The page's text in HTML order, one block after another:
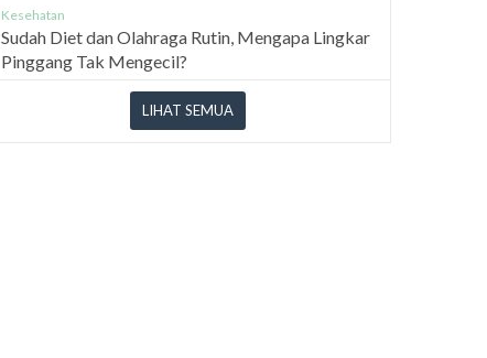
Kesehatan
Sudah Diet dan Olahraga Rutin, Mengapa Lingkar
Pinggang Tak Mengecil?
LIHAT SEMUA